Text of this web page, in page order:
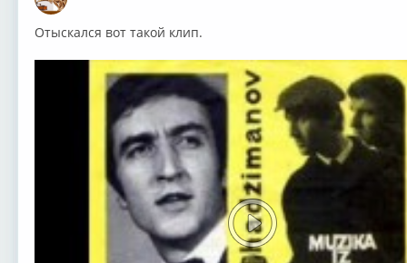
Отыскался вот такой клип.